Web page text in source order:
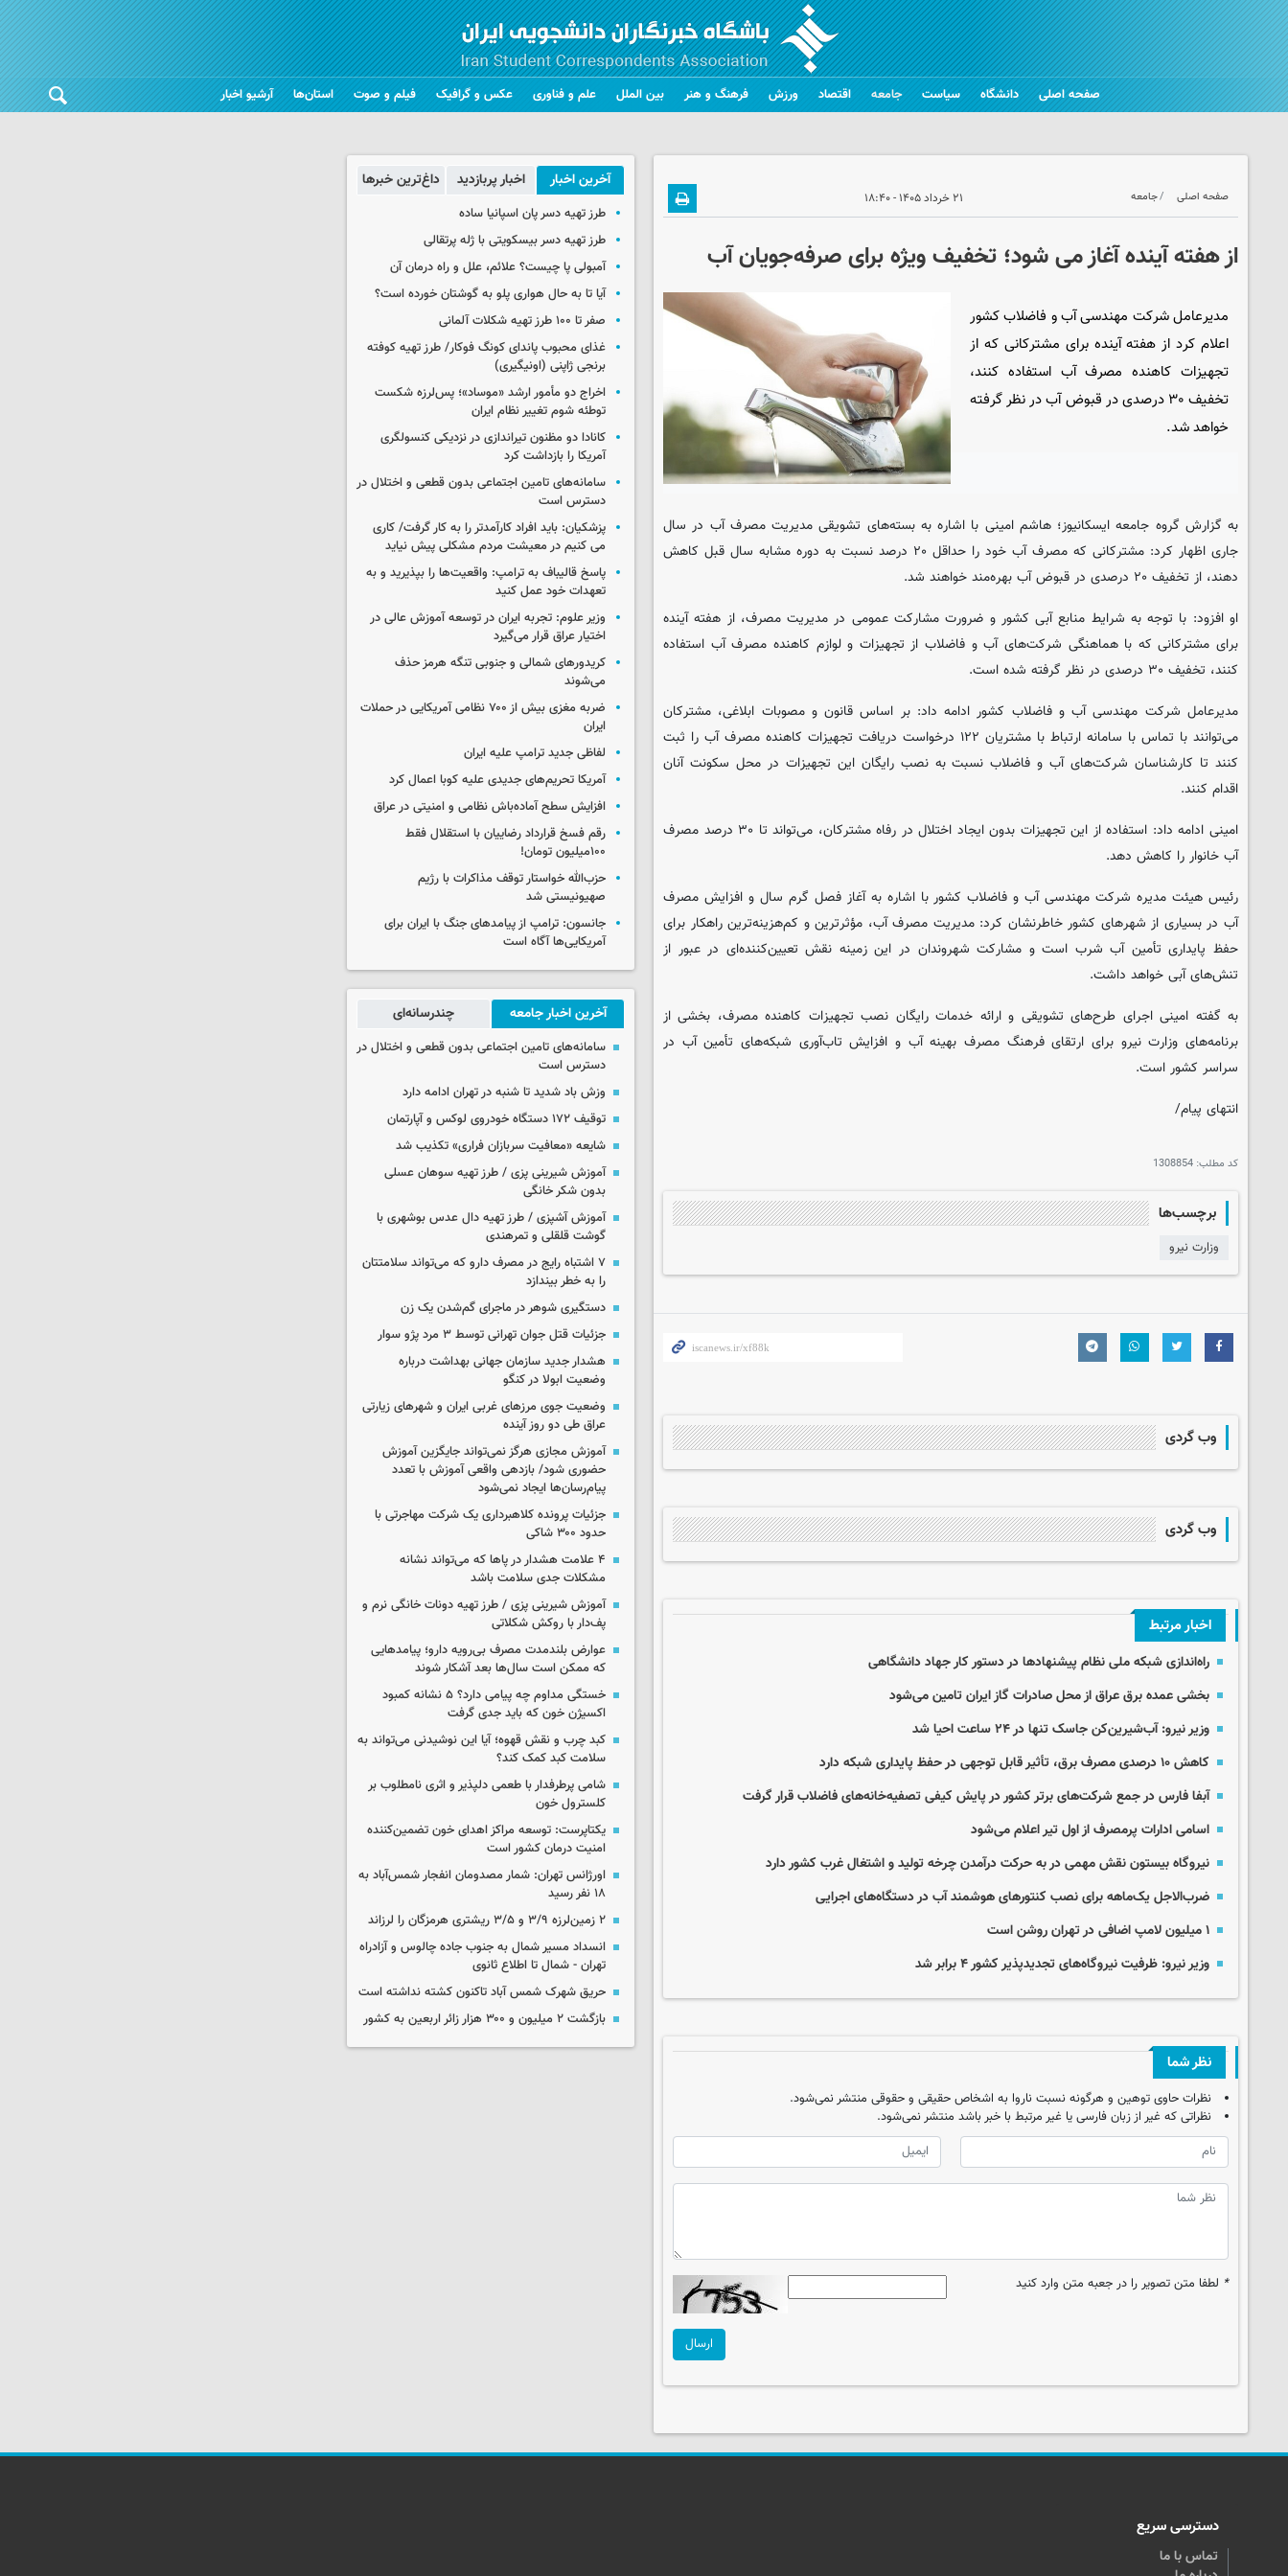
صفحه اصلی دانشگاه سیاست جامعه اقتصاد ورزش فرهنگ و هنر بین الملل علم و فناوری عکس و گرافیک فیلم و صوت استان‌ها آرشیو اخبار
صفحه اصلی جامعه ۲۱ خرداد ۱۴۰۵ - ۱۸:۴۰
از هفته آینده آغاز می شود؛ تخفیف ویژه برای صرفه‌جویان آب
مدیرعامل شرکت مهندسی آب و فاضلاب کشور
اعلام کرد از هفته آینده برای مشترکانی که از
تجهیزات کاهنده مصرف آب استفاده کنند،
تخفیف ۳۰ درصدی در قبوض آب در نظر گرفته
خواهد شد.
به گزارش گروه جامعه ایسکانیوز؛ هاشم امینی با اشاره به بسته‌های تشویقی مدیریت مصرف آب در سال
جاری اظهار کرد: مشترکانی که مصرف آب خود را حداقل ۲۰ درصد نسبت به دوره مشابه سال قبل کاهش
دهند، از تخفیف ۲۰ درصدی در قبوض آب بهره‌مند خواهند شد.
او افزود: با توجه به شرایط منابع آبی کشور و ضرورت مشارکت عمومی در مدیریت مصرف، از هفته آینده
برای مشترکانی که با هماهنگی شرکت‌های آب و فاضلاب از تجهیزات و لوازم کاهنده مصرف آب استفاده
کنند، تخفیف ۳۰ درصدی در نظر گرفته شده است.
مدیرعامل شرکت مهندسی آب و فاضلاب کشور ادامه داد: بر اساس قانون و مصوبات ابلاغی، مشترکان
می‌توانند با تماس با سامانه ارتباط با مشتریان ۱۲۲ درخواست دریافت تجهیزات کاهنده مصرف آب را ثبت
کنند تا کارشناسان شرکت‌های آب و فاضلاب نسبت به نصب رایگان این تجهیزات در محل سکونت آنان
اقدام کنند.
امینی ادامه داد: استفاده از این تجهیزات بدون ایجاد اختلال در رفاه مشترکان، می‌تواند تا ۳۰ درصد مصرف
آب خانوار را کاهش دهد.
رئیس هیئت مدیره شرکت مهندسی آب و فاضلاب کشور با اشاره به آغاز فصل گرم سال و افزایش مصرف
آب در بسیاری از شهرهای کشور خاطرنشان کرد: مدیریت مصرف آب، مؤثرترین و کم‌هزینه‌ترین راهکار برای
حفظ پایداری تأمین آب شرب است و مشارکت شهروندان در این زمینه نقش تعیین‌کننده‌ای در عبور از
تنش‌های آبی خواهد داشت.
به گفته امینی اجرای طرح‌های تشویقی و ارائه خدمات رایگان نصب تجهیزات کاهنده مصرف، بخشی از
برنامه‌های وزارت نیرو برای ارتقای فرهنگ مصرف بهینه آب و افزایش تاب‌آوری شبکه‌های تأمین آب در
سراسر کشور است.
انتهای پیام/
کد مطلب: 1308854
برچسب‌ها
وزارت نیرو
وب گردی
وب گردی
اخبار مرتبط
راه‌اندازی شبکه ملی نظام پیشنهادها در دستور کار جهاد دانشگاهی
بخشی عمده برق عراق از محل صادرات گاز ایران تامین می‌شود
وزیر نیرو: آب‌شیرین‌کن جاسک تنها در ۲۴ ساعت احیا شد
کاهش ۱۰ درصدی مصرف برق، تأثیر قابل توجهی در حفظ پایداری شبکه دارد
آبفا فارس در جمع شرکت‌های برتر کشور در پایش کیفی تصفیه‌خانه‌های فاضلاب قرار گرفت
اسامی ادارات پرمصرف از اول تیر اعلام می‌شود
نیروگاه بیستون نقش مهمی در به حرکت درآمدن چرخه‌ تولید و اشتغال غرب کشور دارد
ضرب‌الاجل یک‌ماهه برای نصب کنتورهای هوشمند آب در دستگاه‌های اجرایی
۱ میلیون لامپ اضافی در تهران روشن است
وزیر نیرو: ظرفیت نیروگاه‌های تجدیدپذیر کشور ۴ برابر شد
نظر شما
نظرات حاوی توهین و هرگونه نسبت ناروا به اشخاص حقیقی و حقوقی منتشر نمی‌شود.
نظراتی که غیر از زبان فارسی یا غیر مرتبط با خبر باشد منتشر نمی‌شود.
* لطفا متن تصویر را در جعبه متن وارد کنید
ارسال
آخرین اخبار اخبار پربازدید داغ‌ترین خبرها
طرز تهیه دسر پان اسپانیا ساده
طرز تهیه دسر بیسکویتی با ژله پرتقالی
آمبولی پا چیست؟ علائم، علل و راه درمان آن
آیا تا به حال هواری پلو به گوشتان خورده است؟
صفر تا ۱۰۰ طرز تهیه شکلات آلمانی
غذای محبوب پاندای کونگ فوکار/ طرز تهیه کوفته
برنجی ژاپنی (اونیگیری)
اخراج دو مأمور ارشد «موساد»؛ پس‌لرزه شکست
توطئه شوم تغییر نظام ایران
کانادا دو مظنون تیراندازی در نزدیکی کنسولگری
آمریکا را بازداشت کرد
سامانه‌های تامین اجتماعی بدون قطعی و اختلال در
دسترس است
پزشکیان: باید افراد کارآمدتر را به کار گرفت/ کاری
می کنیم در معیشت مردم مشکلی پیش نیاید
پاسخ قالیباف به ترامپ: واقعیت‌ها را بپذیرید و به
تعهدات خود عمل کنید
وزیر علوم: تجربه ایران در توسعه آموزش عالی در
اختیار عراق قرار می‌گیرد
کریدورهای شمالی و جنوبی تنگه هرمز حذف
می‌شوند
ضربه مغزی بیش از ۷۰۰ نظامی آمریکایی در حملات
ایران
لفاظی جدید ترامپ علیه ایران
آمریکا تحریم‌های جدیدی علیه کوبا اعمال کرد
افزایش سطح آماده‌باش نظامی و امنیتی در عراق
رقم فسخ قرارداد رضاییان با استقلال فقط
۱۰۰میلیون تومان!
حزب‌الله خواستار توقف مذاکرات با رژیم
صهیونیستی شد
جانسون: ترامپ از پیامدهای جنگ با ایران برای
آمریکایی‌ها آگاه است
آخرین اخبار جامعه چندرسانه‌ای
سامانه‌های تامین اجتماعی بدون قطعی و اختلال در
دسترس است
وزش باد شدید تا شنبه در تهران ادامه دارد
توقیف ۱۷۲ دستگاه خودروی لوکس و آپارتمان
شایعه «معافیت سربازان فراری» تکذیب شد
آموزش شیرینی پزی / طرز تهیه سوهان عسلی
بدون شکر خانگی
آموزش آشپزی / طرز تهیه دال عدس بوشهری با
گوشت قلقلی و تمرهندی
۷ اشتباه رایج در مصرف دارو که می‌تواند سلامتتان
را به خطر بیندازد
دستگیری شوهر در ماجرای گم‌شدن یک زن
جزئیات قتل جوان تهرانی توسط ۳ مرد پژو سوار
هشدار جدید سازمان جهانی بهداشت درباره
وضعیت ابولا در کنگو
وضعیت جوی مرزهای غربی ایران و شهرهای زیارتی
عراق طی دو روز آینده
آموزش مجازی هرگز نمی‌تواند جایگزین آموزش
حضوری شود/ بازدهی واقعی آموزش با تعدد
پیام‌رسان‌ها ایجاد نمی‌شود
جزئیات پرونده کلاهبرداری یک شرکت مهاجرتی با
حدود ۳۰۰ شاکی
۴ علامت هشدار در پاها که می‌تواند نشانه
مشکلات جدی سلامت باشد
آموزش شیرینی پزی / طرز تهیه دونات خانگی نرم و
پف‌دار با روکش شکلاتی
عوارض بلندمدت مصرف بی‌رویه دارو؛ پیامدهایی
که ممکن است سال‌ها بعد آشکار شوند
خستگی مداوم چه پیامی دارد؟ ۵ نشانه کمبود
اکسیژن خون که باید جدی گرفت
کبد چرب و نقش قهوه؛ آیا این نوشیدنی می‌تواند به
سلامت کبد کمک کند؟
شامی پرطرفدار با طعمی دلپذیر و اثری نامطلوب بر
کلسترول خون
یکتاپرست: توسعه مراکز اهدای خون تضمین‌کننده
امنیت درمان کشور است
اورژانس تهران: شمار مصدومان انفجار شمس‌آباد به
۱۸ نفر رسید
۲ زمین‌لرزه ۳/۹ و ۳/۵ ریشتری هرمزگان را لرزاند
انسداد مسیر شمال به جنوب جاده چالوس و آزادراه
تهران - شمال تا اطلاع ثانوی
حریق شهرک شمس آباد تاکنون کشته نداشته است
بازگشت ۲ میلیون و ۳۰۰ هزار زائر اربعین به کشور
دسترسی سریع
تماس با ما